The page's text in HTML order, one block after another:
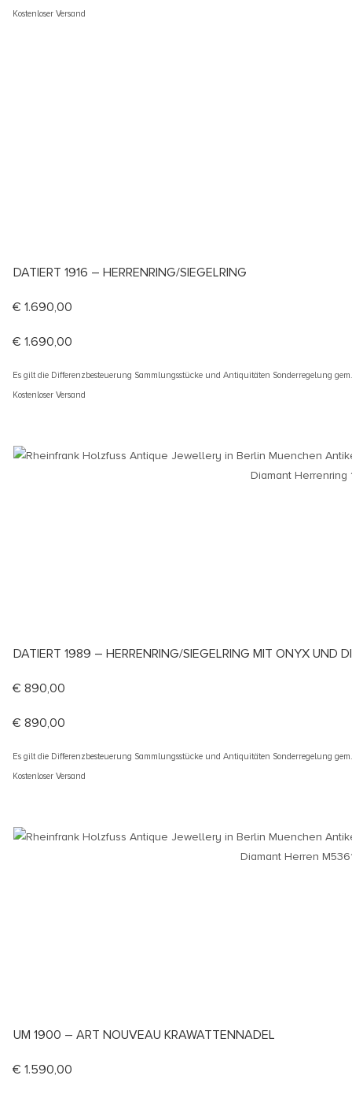
Kostenloser Versand
DATIERT 1916 – HERRENRING/SIEGELRING
€ 1.690,00
€ 1.690,00
Es gilt die Differenzbesteuerung Sammlungsstücke und Antiquitäten Sonderregelung
Kostenloser Versand
DATIERT 1989 – HERRENRING/SIEGELRING MIT ONYX UND
€ 890,00
€ 890,00
Es gilt die Differenzbesteuerung Sammlungsstücke und Antiquitäten Sonderregelung
Kostenloser Versand
UM 1900 – ART NOUVEAU KRAWATTENNADEL
€ 1.590,00